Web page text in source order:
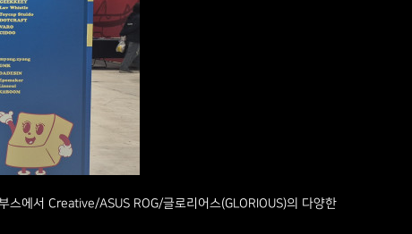
에서 Creative/ASUS ROG/글로리어스(GLORIOUS)의 다양한